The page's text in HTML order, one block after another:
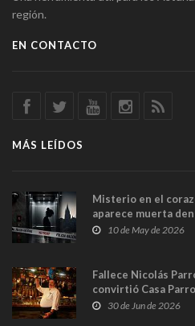
región.
EN CONTACTO
MÁS LEÍDOS
Misterio en el
aparece muerta
y las cámaras
10 de May de 2026
Fallece Nicolás
convirtió Casa
en Madrid
30 de Jun de 2026